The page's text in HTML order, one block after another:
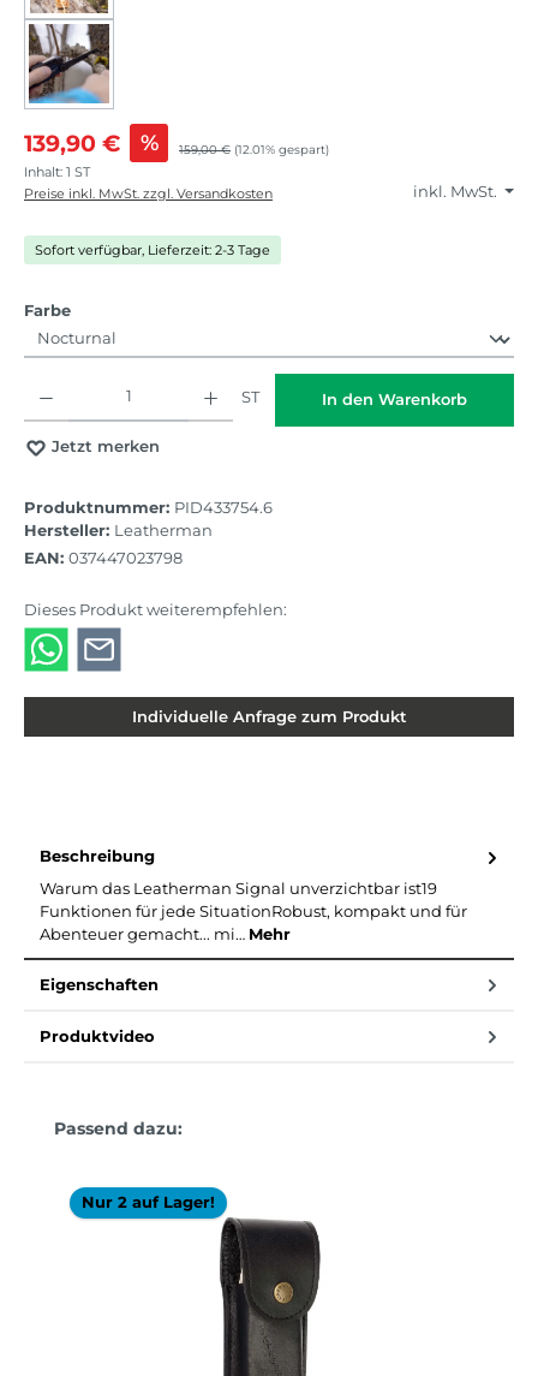
139,90 € % 159,00 € (12.01% gespart)
Inhalt: 1 ST
inkl. MwSt.
Preise inkl. MwSt. zzgl. Versandkosten
Sofort verfügbar, Lieferzeit: 2-3 Tage
Farbeauswählen
ST In den Warenkorb
Jetzt merken
Produktnummer: PID433754.6
Hersteller: Leatherman
EAN: 037447023798
Dieses Produkt weiterempfehlen:
Individuelle Anfrage zum Produkt
Beschreibung
Warum das Leatherman Signal unverzichtbar ist19
Funktionen für jede SituationRobust, kompakt und für
Abenteuer gemacht... mi… Mehr
Eigenschaften
Produktvideo
Produktgalerie überspringen
Passend dazu:
Nur 2 auf Lager!